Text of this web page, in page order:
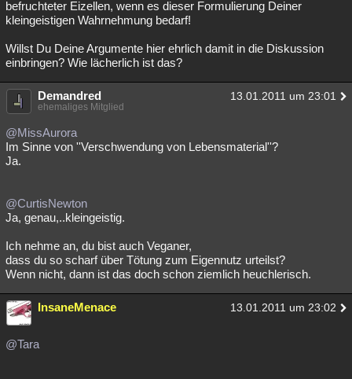
Besucht Teilgenommen Alle Neue Geschlossen
befruchteter Eizellen, wenn es dieser Formulierung Deiner
kleingeistigen Wahrnehmung bedarf!
Willst Du Deine Argumente hier ehrlich damit in die Diskussion
einbringen? Wie lächerlich ist das?
Demandred 13.01.2011 um 23:01
ehemaliges Mitglied
@MissAurora
Im Sinne von ''Verschwendung von Lebensmaterial''?
Ja.
@CurtisNewton
Ja, genau,..kleingeistig.
Ich nehme an, du bist auch Veganer,
dass du so scharf über Tötung zum Eigennutz urteilst?
Wenn nicht, dann ist das doch schon ziemlich heuchlerisch.
InsaneMenace 13.01.2011 um 23:02
@Tara